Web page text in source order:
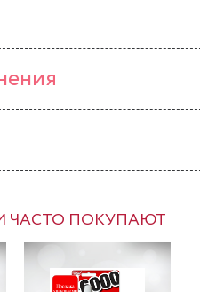
ЧАСТО ПОКУПАЮТ